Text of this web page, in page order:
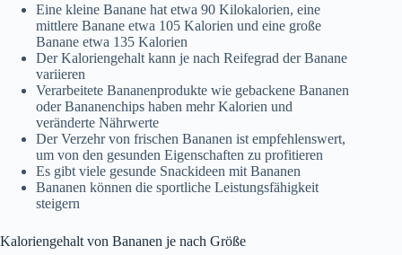
Eine kleine Banane hat etwa 90 Kilokalorien, eine
mittlere Banane etwa 105 Kalorien und eine große
Banane etwa 135 Kalorien
Der Kaloriengehalt kann je nach Reifegrad der Banane
variieren
Verarbeitete Bananenprodukte wie gebackene Bananen
oder Bananenchips haben mehr Kalorien und
veränderte Nährwerte
Der Verzehr von frischen Bananen ist empfehlenswert,
um von den gesunden Eigenschaften zu profitieren
Es gibt viele gesunde Snackideen mit Bananen
Bananen können die sportliche Leistungsfähigkeit
steigern
Kaloriengehalt von Bananen je nach Größe